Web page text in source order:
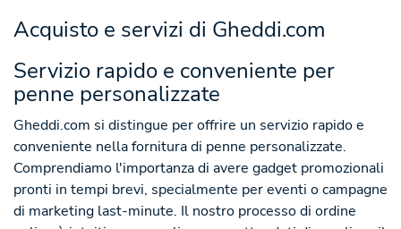
Acquisto e servizi di Gheddi.com
Servizio rapido e conveniente per
penne personalizzate
Gheddi.com si distingue per offrire un servizio rapido e
conveniente nella fornitura di penne personalizzate.
Comprendiamo l'importanza di avere gadget promozionali
pronti in tempi brevi, specialmente per eventi o campagne
di marketing last-minute. Il nostro processo di ordine